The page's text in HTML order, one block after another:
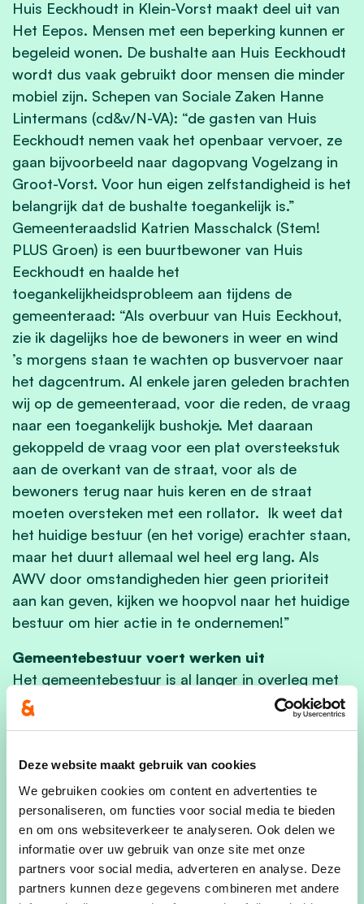
Deze website maakt gebruik van cookies
We gebruiken cookies om content en advertenties te
personaliseren, om functies voor social media te bieden
en om ons websiteverkeer te analyseren. Ook delen we
informatie over uw gebruik van onze site met onze
partners voor social media, adverteren en analyse. Deze
partners kunnen deze gegevens combineren met andere
Huis Eeckhoudt in Klein-Vorst maakt deel uit van
Het Eepos. Mensen met een beperking kunnen er
begeleid wonen. De bushalte aan Huis Eeckhoudt
wordt dus vaak gebruikt door mensen die minder
mobiel zijn. Schepen van Sociale Zaken Hanne
Lintermans (cd&v/N-VA): “de gasten van Huis
Eeckhoudt nemen vaak het openbaar vervoer, ze
gaan bijvoorbeeld naar dagopvang Vogelzang in
Groot-Vorst. Voor hun eigen zelfstandigheid is het
belangrijk dat de bushalte toegankelijk is.”
Gemeenteraadslid Katrien Masschalck (Stem!
PLUS Groen) is een buurtbewoner van Huis
Eeckhoudt en haalde het
toegankelijkheidsprobleem aan tijdens de
gemeenteraad: “Als overbuur van Huis Eeckhout,
zie ik dagelijks hoe de bewoners in weer en wind
’s morgens staan te wachten op busvervoer naar
het dagcentrum. Al enkele jaren geleden brachten
wij op de gemeenteraad, voor die reden, de vraag
naar een toegankelijk bushokje. Met daaraan
gekoppeld de vraag voor een plat oversteekstuk
aan de overkant van de straat, voor als de
bewoners terug naar huis keren en de straat
moeten oversteken met een rollator. Ik weet dat
het huidige bestuur (en het vorige) erachter staan,
maar het duurt allemaal wel heel erg lang. Als
AWV door omstandigheden hier geen prioriteit
aan kan geven, kijken we hoopvol naar het huidige
bestuur om hier actie in te ondernemen!”
Gemeentebestuur voert werken uit
Het gemeentebestuur is al langer in overleg met
het Agentschap Wegen en Verkeer om de
bushalte aan te passen, maar kreeg tot nu toe
(cd&v/N-VA) legt uit: “We engageren ons om het
opstappen aan deze bushalte eenvoudiger en
vlotter te maken voor personen met een
beperking. Bovendien zal de nodige verharding
aangebracht worden, zodat busgebruikers niet
met natte voeten dienen te wachten op de komst
van hun bus. Dit past binnen het toegankelijk